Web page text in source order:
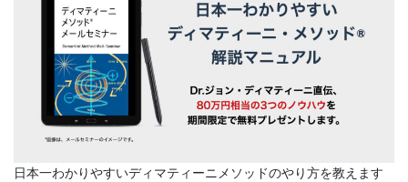
日本一わかりやすいディマティーニメソッドのやり方を教えます